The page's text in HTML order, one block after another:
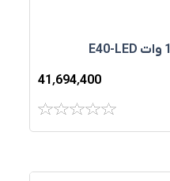
41٬694٬400